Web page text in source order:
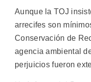
Aunque la TOJ
arrecifes son
Conservación de
agencia ambiental
perjuicios fueron